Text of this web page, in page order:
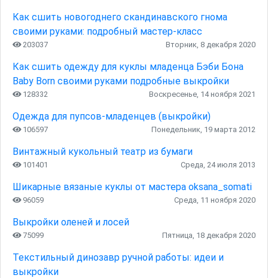
Как сшить новогоднего скандинавского гнома
своими руками: подробный мастер-класс
203037 Вторник, 8 декабря 2020
Как сшить одежду для куклы младенца Бэби Бона
Baby Born своими руками подробные выкройки
128332 Воскресенье, 14 ноября 2021
Одежда для пупсов-младенцев (выкройки)
106597 Понедельник, 19 марта 2012
Винтажный кукольный театр из бумаги
101401 Среда, 24 июля 2013
Шикарные вязаные куклы от мастера oksana_somati
96059 Среда, 11 ноября 2020
Выкройки оленей и лосей
75099 Пятница, 18 декабря 2020
Текстильный динозавр ручной работы: идеи и
выкройки